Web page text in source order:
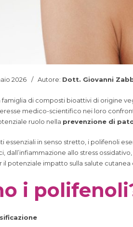
2026 Autore: Dott. Giovanni
famiglia di composti bioattivi di origine
medico-scientifico nei loro
ruolo nella prevenzione di
essenziali in senso stretto, i polifenoli
dall’infiammazione allo stress
potenziale impatto sulla salute
i